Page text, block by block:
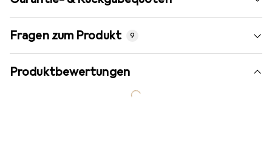
Fragen zum Produkt 9
Produktbewertungen